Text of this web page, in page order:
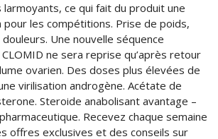
larmoyants, ce qui fait du produit une
les compétitions. Prise de poids,
Une nouvelle séquence
ne sera reprise qu’après retour
ovarien. Des doses plus élevées de
virilisation androgène. Acétate de
Steroide anabolisant avantage –
Recevez chaque semaine
offres exclusives et des conseils sur